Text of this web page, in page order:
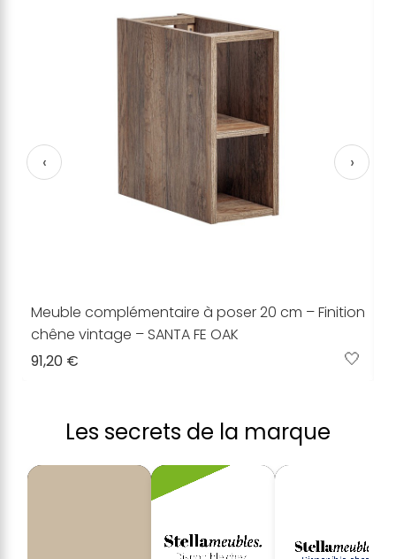
‹
Meuble complémentaire à poser 20 cm – Finition
chêne vintage – SANTA FE OAK
91,20 €
🤍
›
Les secrets de la marque